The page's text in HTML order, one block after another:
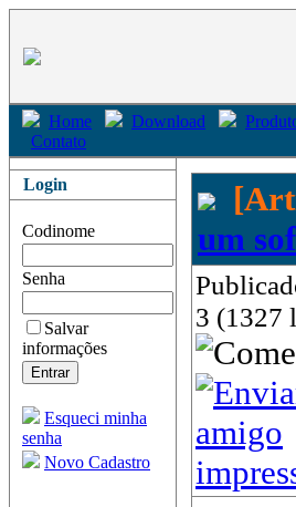
Home Download
Contato
Login
Codinome
Senha
Salvar
informações
Esqueci minha
senha
Novo Cadastro
um
3 (1327
amigo